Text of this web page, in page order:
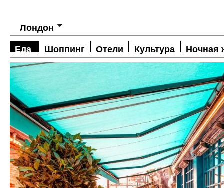
Лондон
Еда Шоппинг Отели Культура Ночная